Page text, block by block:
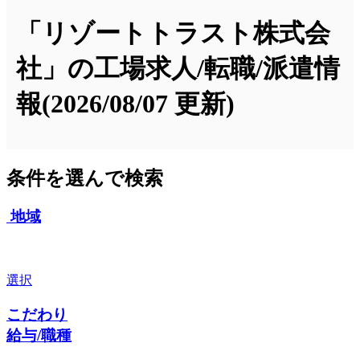
「リゾートトラスト株式会
社」の工場求人/転職/派遣情
報(2026/08/07 更新)
条件を選んで検索
地域
選択
こだわり
給与/職種